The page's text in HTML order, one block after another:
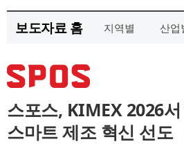
보도자료 홈 지역별 산업
스포스, KIMEX 2026서
스마트 제조 혁신 선도